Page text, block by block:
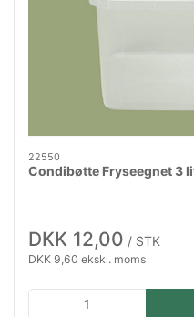
22550
Condibøtte Fryseegnet 3
DKK 12,00 / STK
DKK 9,60 ekskl. moms